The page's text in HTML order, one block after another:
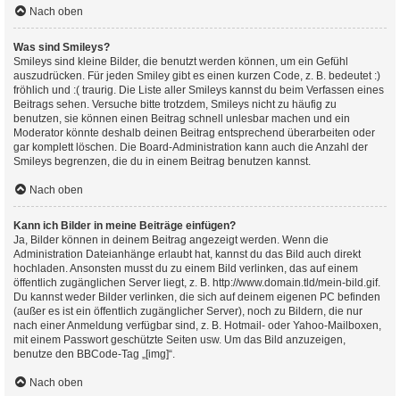
Nach oben
Was sind Smileys?
Smileys sind kleine Bilder, die benutzt werden können, um ein Gefühl
auszudrücken. Für jeden Smiley gibt es einen kurzen Code, z. B. bedeutet :)
fröhlich und :( traurig. Die Liste aller Smileys kannst du beim Verfassen eines
Beitrags sehen. Versuche bitte trotzdem, Smileys nicht zu häufig zu
benutzen, sie können einen Beitrag schnell unlesbar machen und ein
Moderator könnte deshalb deinen Beitrag entsprechend überarbeiten oder
gar komplett löschen. Die Board-Administration kann auch die Anzahl der
Smileys begrenzen, die du in einem Beitrag benutzen kannst.
Nach oben
Kann ich Bilder in meine Beiträge einfügen?
Ja, Bilder können in deinem Beitrag angezeigt werden. Wenn die
Administration Dateianhänge erlaubt hat, kannst du das Bild auch direkt
hochladen. Ansonsten musst du zu einem Bild verlinken, das auf einem
öffentlich zugänglichen Server liegt, z. B. http://www.domain.tld/mein-bild.gif.
Du kannst weder Bilder verlinken, die sich auf deinem eigenen PC befinden
(außer es ist ein öffentlich zugänglicher Server), noch zu Bildern, die nur
nach einer Anmeldung verfügbar sind, z. B. Hotmail- oder Yahoo-Mailboxen,
mit einem Passwort geschützte Seiten usw. Um das Bild anzuzeigen,
benutze den BBCode-Tag „[img]“.
Nach oben